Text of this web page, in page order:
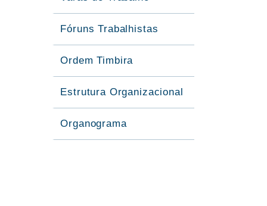
Fóruns Trabalhistas
Ordem Timbira
Estrutura Organizacional
Organograma